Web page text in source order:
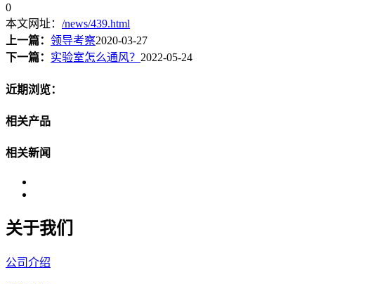
0
本文网址： /news/439.html
上一篇： 领导考察2020-03-27
下一篇： 实验室怎么通风？ 2022-05-24
近期浏览：
相关产品
相关新闻
关于我们
公司介绍